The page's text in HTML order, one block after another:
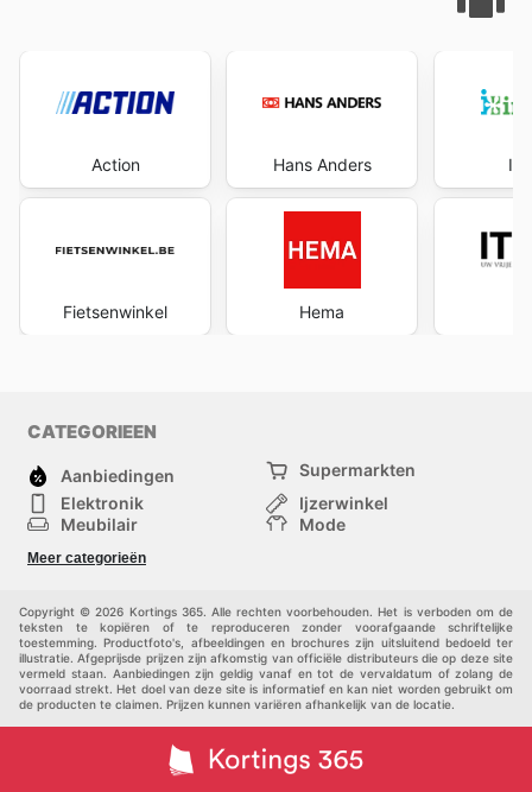
Action
Fietsenwinkel
Hans Anders
Hema
CATEGORIEEN
Aanbiedingen
Supermarkten
Elektronik
Ijzerwinkel
Meubilair
Mode
Schoonheid
Meer categorieën
Copyright © 2026 Kortings 365. Alle rechten voorbehouden. Het is verboden om de
teksten te kopiëren of te reproduceren zonder voorafgaande schriftelijke
toestemming. Productfoto's, afbeeldingen en brochures zijn uitsluitend bedoeld ter
illustratie. Afgeprijsde prijzen zijn afkomstig van officiële distributeurs die op deze site
vermeld staan. Aanbiedingen zijn geldig vanaf en tot de vervaldatum of zolang de
voorraad strekt. Het doel van deze site is informatief en kan niet worden gebruikt om
de producten te claimen. Prijzen kunnen variëren afhankelijk van de locatie.